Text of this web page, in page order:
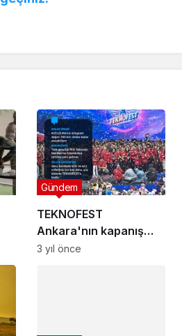
TEKNOFEST
Ankara'nın kapanış
töreni yapıldı
Gündem
3 yıl önce